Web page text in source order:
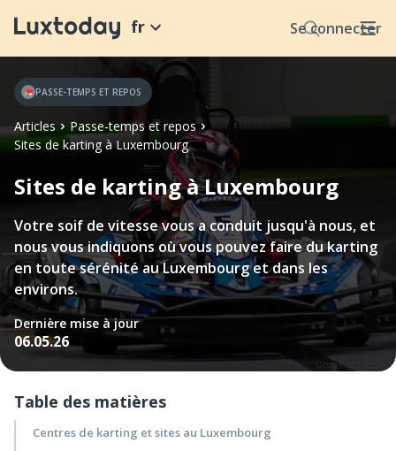
Se connecter
fr
Articles
Passe-temps et repos
Sites de karting à Luxembourg
PASSE-TEMPS ET REPOS
Sites de karting à Luxembourg
Votre soif de vitesse vous a conduit jusqu'à nous, et
nous vous indiquons où vous pouvez faire du karting
en toute sérénité au Luxembourg et dans les
environs.
Dernière mise à jour
06.05.26
Table des matières
Centres de karting et sites au Luxembourg